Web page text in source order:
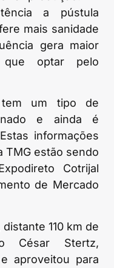
a pústula
mais sanidade
gera maior
que optar pelo
um tipo de
e ainda é
informações
TMG estão sendo
Cotrijal
de Mercado
110 km de
César Stertz,
aproveitou para